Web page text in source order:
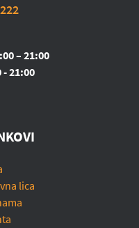
– 21:00
- 21:00
lica